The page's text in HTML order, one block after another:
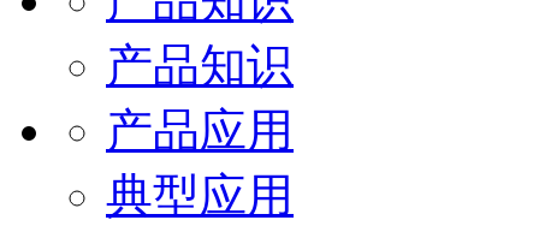
产品知识
产品应用
典型应用